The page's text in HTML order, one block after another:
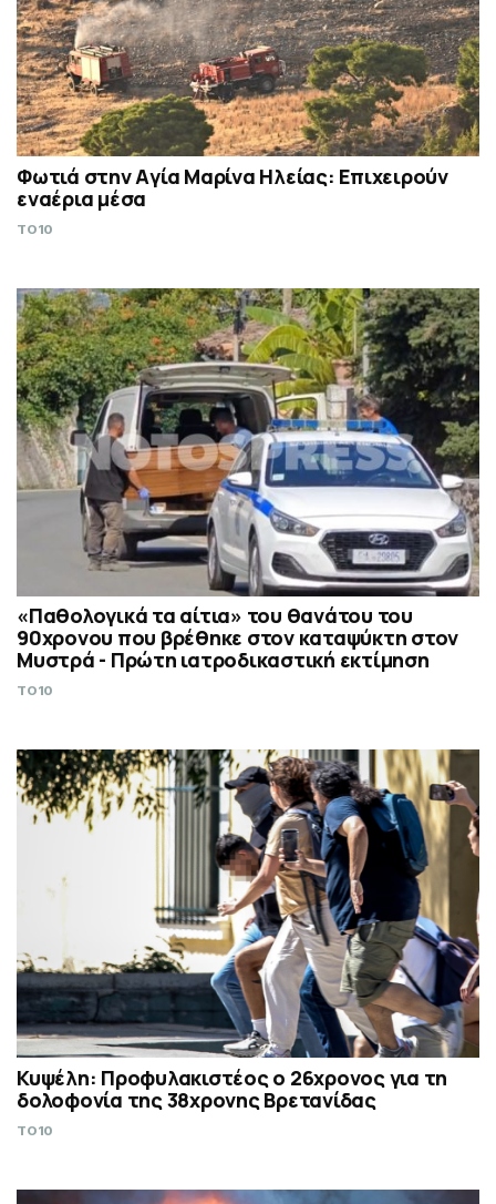
Φωτιά στην Aγία Μαρίνα Ηλείας: Επιχειρούν
εναέρια μέσα
TO10
«Παθολογικά τα αίτια» του θανάτου του
90χρονου που βρέθηκε στον καταψύκτη στον
Μυστρά - Πρώτη ιατροδικαστική εκτίμηση
TO10
Κυψέλη: Προφυλακιστέος ο 26χρονος για τη
δολοφονία της 38χρονης Βρετανίδας
TO10